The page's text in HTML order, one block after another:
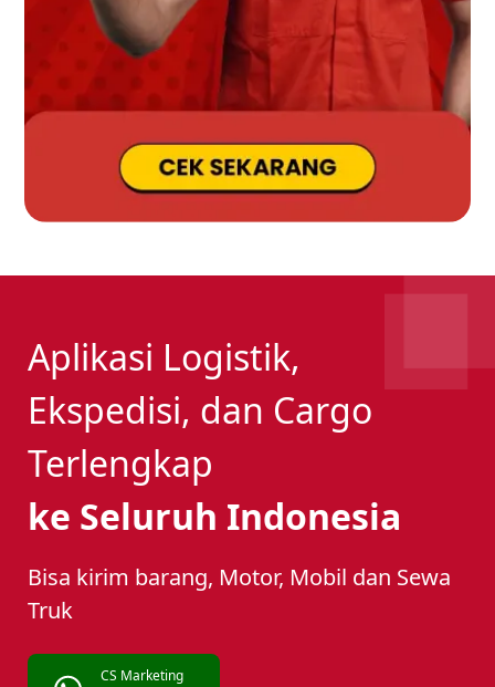
Aplikasi Logistik,
Ekspedisi, dan Cargo
Terlengkap
ke Seluruh Indonesia
Bisa kirim barang, Motor, Mobil dan Sewa
Truk
CS Marketing